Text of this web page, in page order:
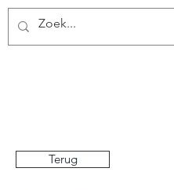
Miss Make Over
Terug